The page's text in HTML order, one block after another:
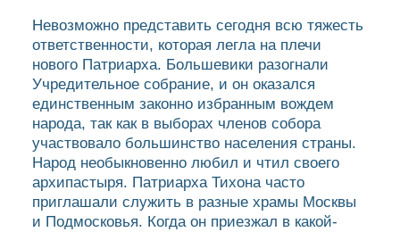
Невозможно представить сегодня всю тяжесть
ответственности, которая легла на плечи
нового Патриарха. Большевики разогнали
Учредительное собрание, и он оказался
единственным законно избранным вождем
народа, так как в выборах членов собора
участвовало большинство населения страны.
Народ необыкновенно любил и чтил своего
архипастыря. Патриарха Тихона часто
приглашали служить в разные храмы Москвы
и Подмосковья. Когда он приезжал в какой-